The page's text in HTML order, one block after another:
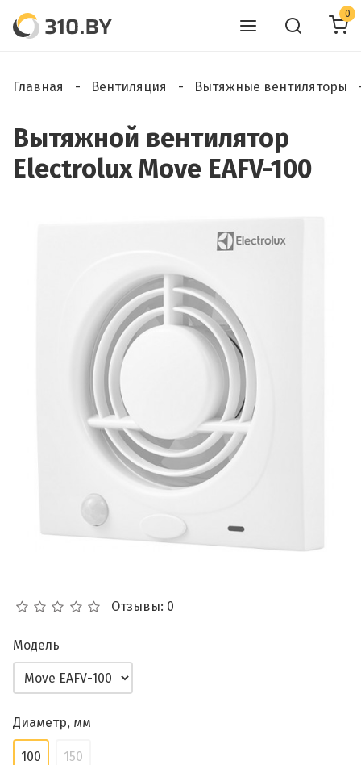
0
Главная Вентиляция Вытяжные вентиляторы
Вытяжной вентилятор
Electrolux Move EAFV-100
Отзывы: 0
Модель
Диаметр, мм
100 150